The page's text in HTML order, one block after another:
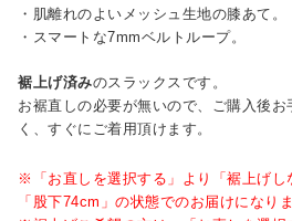
・肌離れのよいメッシュ生地の膝あて。
・スマートな7mmベルトループ。
裾上げ済みのスラックスです。
お裾直しの必要が無いので、ご購入後
く、すぐにご着用頂けます。
※「お直しを選択する」より「裾上げし
「股下74cm」の状態でのお届けになりま